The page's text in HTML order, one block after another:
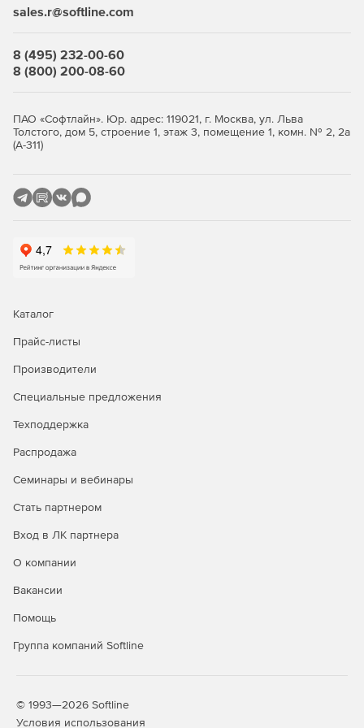
Детальное сопоставление содержимого двух файлов
Формирование специальных
Создание отчета по сравнению исходных текстов файлов,
предоставляя исчерпывающие сведения о найденных
Облегченная версия –
возможности:
в форматах веб-страниц (.html), текстовых файлов (.txt)
Преимущества программы
«ПИК-Эшелон»
Высокая степень надежности благодаря
сумм.
(Windows, Astra Linux, Debian, МСВС, AltLinux,
стандартам безопасности и защищенности от
sales.r@softline.com
8 (495) 232-00-60
8 (800) 200-08-60
ПАО «Софтлайн». Юр. адрес: 119021, г. Москва, ул. Льва
Толстого, дом 5, строение 1, этаж 3, помещение 1, комн. № 2, 2а
(А-311)
Каталог
Прайс-листы
Производители
Специальные предложения
Техподдержка
Распродажа
Семинары и вебинары
Стать партнером
Вход в ЛК партнера
О компании
Вакансии
Помощь
Группа компаний Softline
© 1993—2026 Softline
Условия использования